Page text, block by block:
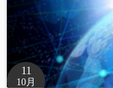
11
10月